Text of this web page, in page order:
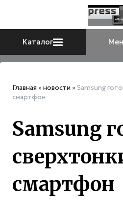
Каталог
Главная »новости »Samsung
смартфон
Samsung
смартфон